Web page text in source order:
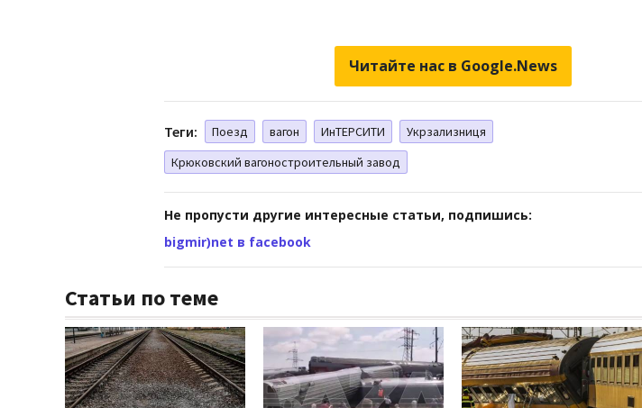
Читайте нас в Google.News
Теги: Поезд вагон ИнТЕРСИТИ
Укрзализниця
Крюковский вагоностроительный завод
Не пропусти другие интересные статьи, подпишись:
bigmir)net в facebook
Статьи по теме